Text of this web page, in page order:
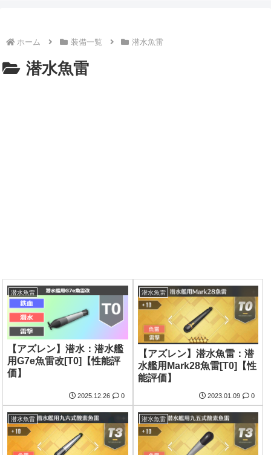
ホーム 装備一覧 潜水魚雷
潜水魚雷
潜水魚雷
【アズレン】潜水：潜水艦
用G7e魚雷改[T0]【性能評
価】
2025.12.26 0
潜水魚雷
【アズレン】潜水魚雷：潜
水艦用Mark28魚雷[T0]【性
能評価】
2023.01.09 0
潜水魚雷 潜水魚雷